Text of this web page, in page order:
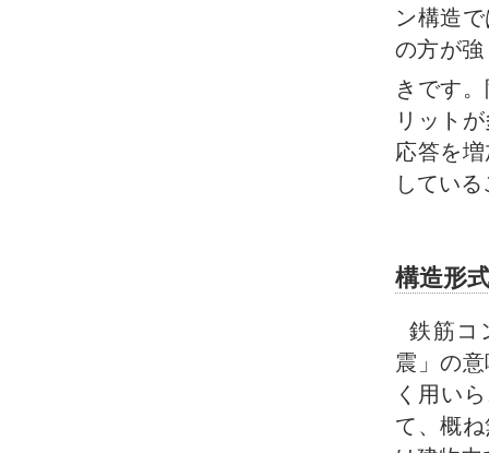
ン構造
の方が
きです
リット
応答を
してい
構造形
鉄筋コ
震」の
く用い
て、概